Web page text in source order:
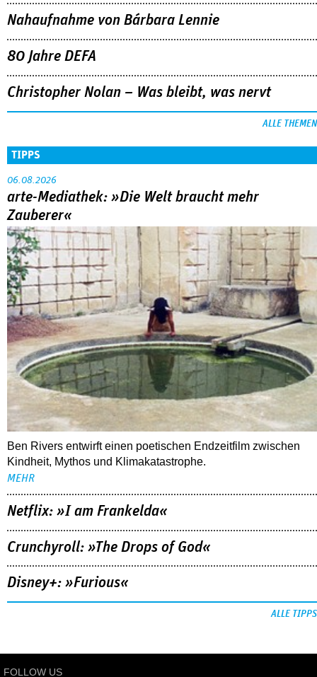
Nahaufnahme von Bárbara Lennie
80 Jahre DEFA
Christopher Nolan – Was bleibt, was nervt
ALLE THEMEN
TIPPS
06.08.2026
arte-Mediathek: »Die Welt braucht mehr
Zauberer«
Ben Rivers entwirft einen poetischen Endzeitfilm zwischen
Kindheit, Mythos und Klimakatastrophe.
MEHR
Netflix: »I am Frankelda«
Crunchyroll: »The Drops of God«
Disney+: »Furious«
ALLE TIPPS
FOLLOW US